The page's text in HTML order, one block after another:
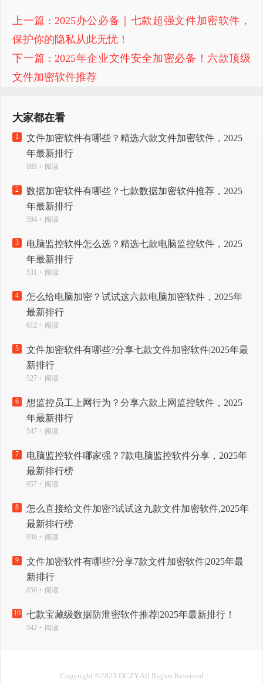
上一篇 : 2025办公必备｜七款超强文件加密软件，
保护你的隐私从此无忧！
下一篇 : 2025年企业文件安全加密必备！六款顶级
文件加密软件推荐
大家都在看
1
文件加密软件有哪些？精选六款文件加密软件，2025
年最新排行
869 + 阅读
2
数据加密软件有哪些？七款数据加密软件推荐，2025
年最新排行
594 + 阅读
3
电脑监控软件怎么选？精选七款电脑监控软件，2025
年最新排行
531 + 阅读
4
怎么给电脑加密？试试这六款电脑加密软件，2025年
最新排行
612 + 阅读
5
文件加密软件有哪些?分享七款文件加密软件|2025年最
新排行
527 + 阅读
6
想监控员工上网行为？分享六款上网监控软件，2025
年最新排行
547 + 阅读
7
电脑监控软件哪家强？7款电脑监控软件分享，2025年
最新排行榜
957 + 阅读
8
怎么直接给文件加密?试试这九款文件加密软件,2025年
最新排行榜
936 + 阅读
9
文件加密软件有哪些?分享7款文件加密软件|2025年最
新排行
850 + 阅读
10 七款宝藏级数据防泄密软件推荐|2025年最新排行！
942 + 阅读
Copyright ©2023 DCZY.All Rights Reserved